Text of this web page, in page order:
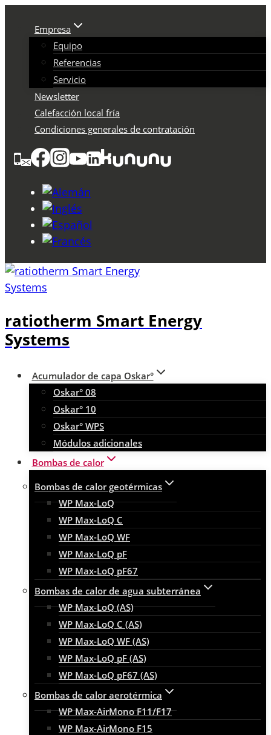
Contenido
Empresa
Equipo
Referencias
Servicio
Newsletter
Calefacción local fría
Condiciones generales de contratación
ratiotherm Smart Energy
Systems
Acumulador de capa Oskar°
Oskar° 08
Oskar° 10
Oskar° WPS
Módulos adicionales
Bombas de calor
Bombas de calor geotérmicas
WP Max-LoQ
WP Max-LoQ C
WP Max-LoQ WF
WP Max-LoQ pF
WP Max-LoQ pF67
Bombas de calor de agua subterránea
WP Max-LoQ (AS)
WP Max-LoQ C (AS)
WP Max-LoQ WF (AS)
WP Max-LoQ pF (AS)
WP Max-LoQ pF67 (AS)
Bombas de calor aerotérmica
WP Max-AirMono F11/F17
WP Max-AirMono F15